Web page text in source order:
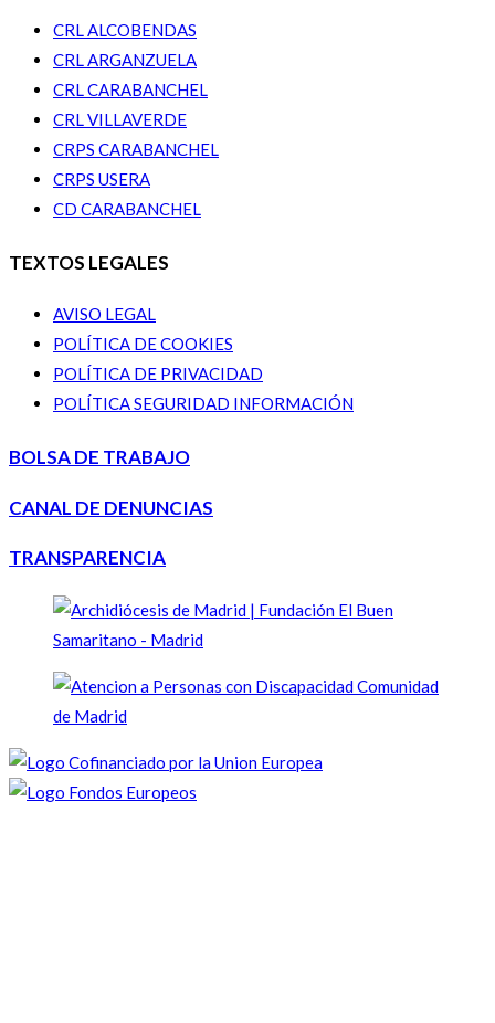
CRL ALCOBENDAS
CRL ARGANZUELA
CRL CARABANCHEL
CRL VILLAVERDE
CRPS CARABANCHEL
CRPS USERA
CD CARABANCHEL
TEXTOS LEGALES
AVISO LEGAL
POLÍTICA DE COOKIES
POLÍTICA DE PRIVACIDAD
POLÍTICA SEGURIDAD INFORMACIÓN
BOLSA DE TRABAJO
CANAL DE DENUNCIAS
TRANSPARENCIA